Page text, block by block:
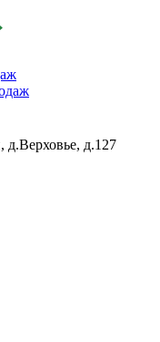
д.Верховье, д.127